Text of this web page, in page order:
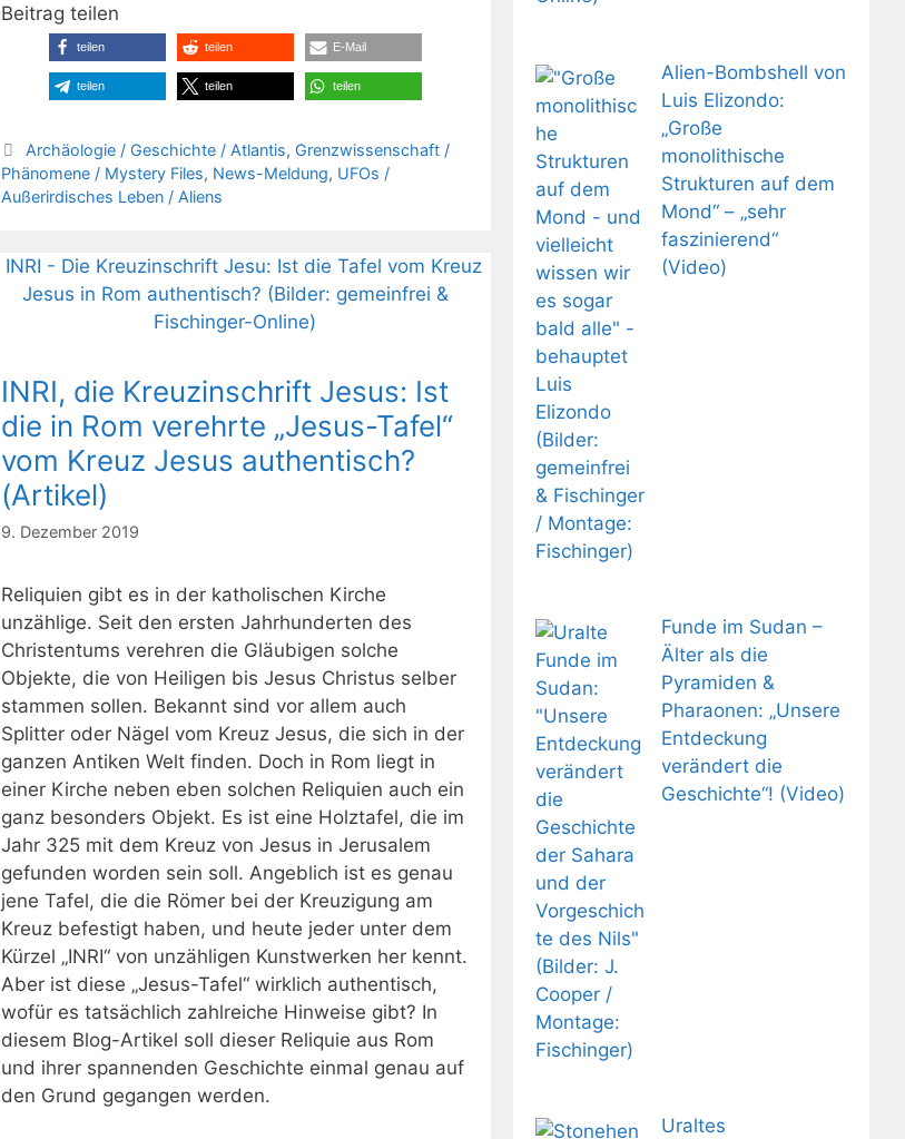
Beitrag teilen
teilen teilen E-Mail
teilen teilen teilen
Kategorien
Archäologie / Geschichte / Atlantis, Grenzwissenschaft /
Phänomene / Mystery Files, News-Meldung, UFOs /
Außerirdisches Leben / Aliens
INRI, die Kreuzinschrift Jesus: Ist
die in Rom verehrte „Jesus-Tafel“
vom Kreuz Jesus authentisch?
(Artikel)
9. Dezember 2019
Reliquien gibt es in der katholischen Kirche
unzählige. Seit den ersten Jahrhunderten des
Christentums verehren die Gläubigen solche
Objekte, die von Heiligen bis Jesus Christus selber
stammen sollen. Bekannt sind vor allem auch
Splitter oder Nägel vom Kreuz Jesus, die sich in der
ganzen Antiken Welt finden. Doch in Rom liegt in
einer Kirche neben eben solchen Reliquien auch ein
ganz besonders Objekt. Es ist eine Holztafel, die im
Jahr 325 mit dem Kreuz von Jesus in Jerusalem
gefunden worden sein soll. Angeblich ist es genau
jene Tafel, die die Römer bei der Kreuzigung am
Kreuz befestigt haben, und heute jeder unter dem
Kürzel „INRI“ von unzähligen Kunstwerken her kennt.
Aber ist diese „Jesus-Tafel“ wirklich authentisch,
wofür es tatsächlich zahlreiche Hinweise gibt? In
diesem Blog-Artikel soll dieser Reliquie aus Rom
und ihrer spannenden Geschichte einmal genau auf
den Grund gegangen werden.
Alien-Bombshell von
Luis Elizondo:
„Große
monolithische
Strukturen auf dem
Mond“ – „sehr
faszinierend“
(Video)
Funde im Sudan –
Älter als die
Pyramiden &
Pharaonen: „Unsere
Entdeckung
verändert die
Geschichte“! (Video)
Uraltes